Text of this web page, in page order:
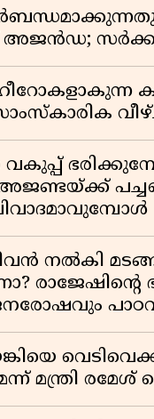
വകുപ്പ്
നൽകി
മന്ത്രി രമേശ്